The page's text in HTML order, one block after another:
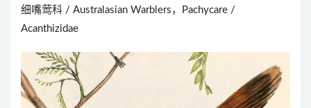
细嘴莺科 / Australasian Warblers，Pachycare /
Acanthizidae